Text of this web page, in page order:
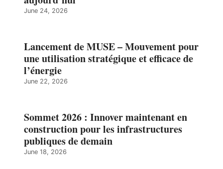
June 24, 2026
Lancement de MUSE – Mouvement pour
une utilisation stratégique et efficace de
l’énergie
June 22, 2026
Sommet 2026 : Innover maintenant en
construction pour les infrastructures
publiques de demain
June 18, 2026